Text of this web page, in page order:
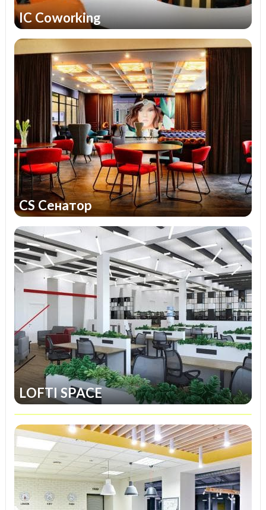
IC Coworking
CS Сенатор
LOFTI SPACE